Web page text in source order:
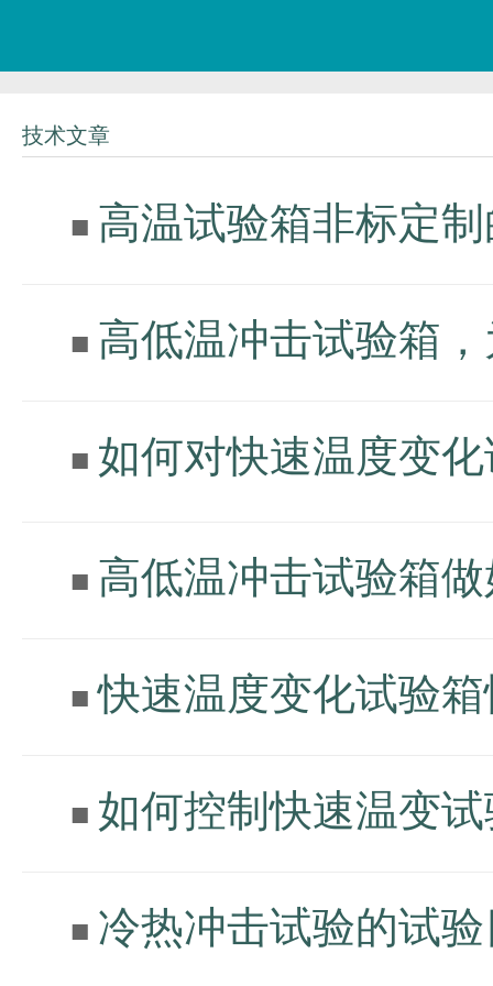
技术文章
■ 高温试验箱非标定
■ 高低温冲击试验箱
■ 如何对快速温度变
■ 高低温冲击试验箱
■快速温度变化试验
■ 如何控制快速温变
■ 冷热冲击试验的试